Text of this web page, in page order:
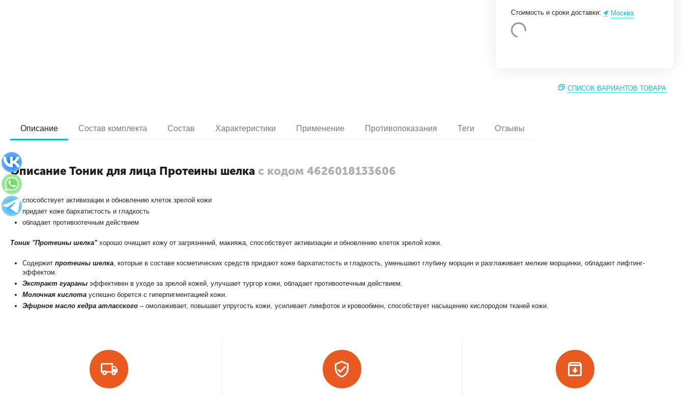
Стоимость и сроки доставки: Москва
СПИСОК ВАРИАНТОВ ТОВАРА
Описание Состав комплекта Состав Характеристики Применение Противопоказания Теги Отзывы
Описание Тоник для лица Протеины шелка с кодом 4626018133606
способствует активизации и обновлению клеток зрелой кожи
придает коже бархатистость и гладкость
обладает противоотечным действием
Тоник "Протеины шелка"хорошо очищает кожу от загрязнений, макияжа, способствует активизации и обновлению клеток зрелой кожи.
Содержитпротеины шелка, которые в составе косметических средств придают коже бархатистость и гладкость, уменьшают глубину морщин и разглаживает мелкие морщинки, обладают лифтинг-
эффектом.
Экстракт гуараны эффективен в уходе за зрелой кожей, улучшает тургор кожи, обладает противоотечным действием.
Молочная кислота успешно борется с гиперпигментацией кожи.
Эфирное масло кедра атласского – омолаживает, повышает упругость кожи, усиливает лимфоток и кровообмен, способствует насыщению кислородом тканей кожи.